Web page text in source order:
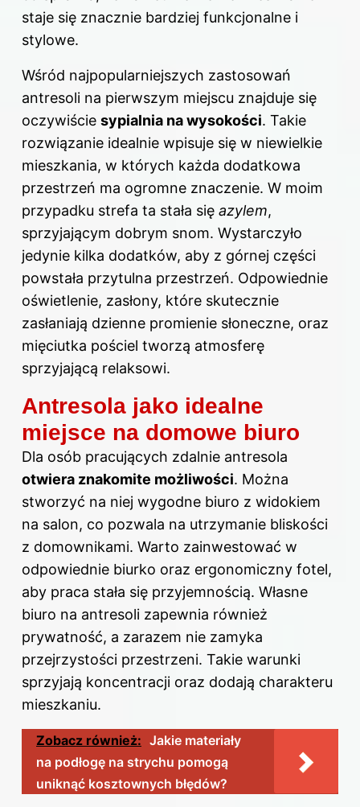
staje się znacznie bardziej funkcjonalne i
stylowe.
Wśród najpopularniejszych zastosowań
antresoli na pierwszym miejscu znajduje się
oczywiście sypialnia na wysokości. Takie
rozwiązanie idealnie wpisuje się w niewielkie
mieszkania, w których każda dodatkowa
przestrzeń ma ogromne znaczenie. W moim
przypadku strefa ta stała się azylem,
sprzyjającym dobrym snom. Wystarczyło
jedynie kilka dodatków, aby z górnej części
powstała przytulna przestrzeń. Odpowiednie
oświetlenie, zasłony, które skutecznie
zasłaniają dzienne promienie słoneczne, oraz
mięciutka pościel tworzą atmosferę
sprzyjającą relaksowi.
Antresola jako idealne
miejsce na domowe biuro
Dla osób pracujących zdalnie antresola
otwiera znakomite możliwości. Można
stworzyć na niej wygodne biuro z widokiem
na salon, co pozwala na utrzymanie bliskości
z domownikami. Warto zainwestować w
odpowiednie biurko oraz ergonomiczny fotel,
aby praca stała się przyjemnością. Własne
biuro na antresoli zapewnia również
prywatność, a zarazem nie zamyka
przejrzystości przestrzeni. Takie warunki
sprzyjają koncentracji oraz dodają charakteru
mieszkaniu.
Zobacz również: Jakie materiały
na podłogę na strychu pomogą
uniknąć kosztownych błędów?